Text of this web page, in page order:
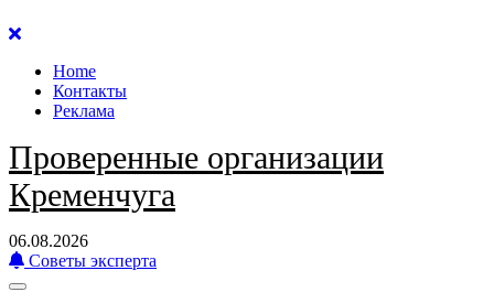
Перейти
содержанию
Home
Контакты
Реклама
Проверенные организации
Кременчуга
06.08.2026
Советы эксперта